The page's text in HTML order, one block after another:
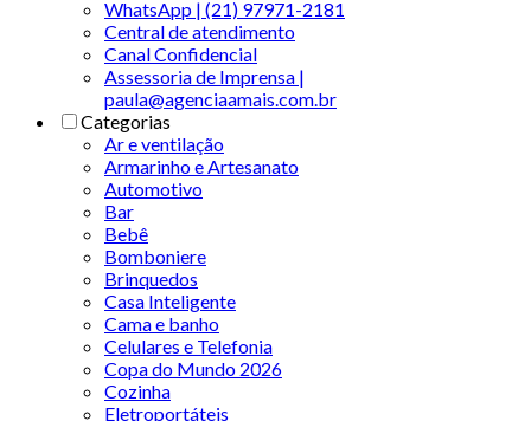
WhatsApp | (21) 97971-2181
Central de atendimento
Canal Confidencial
Assessoria de Imprensa |
paula@agenciaamais.com.br
Categorias
Ar e ventilação
Armarinho e Artesanato
Automotivo
Bar
Bebê
Bomboniere
Brinquedos
Casa Inteligente
Cama e banho
Celulares e Telefonia
Copa do Mundo 2026
Cozinha
Eletroportáteis